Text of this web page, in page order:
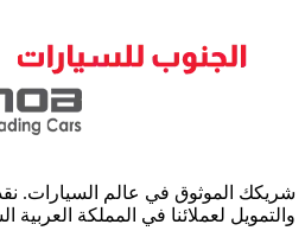
الموثوق في عالم السيارات. نقدم
لعملائنا في المملكة العربية